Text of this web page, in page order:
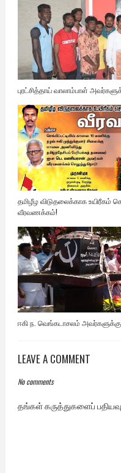
புரட்சித்தாய் வாலாம்பாள்
தமிழீழ விடுதலைக்காக உயிரீகம்
வீரவணக்கம்!
ஈகி ந. வெங்கடாசலம்
LEAVE A COMMENT
No comments
தங்கள் கருத்துகளைப்